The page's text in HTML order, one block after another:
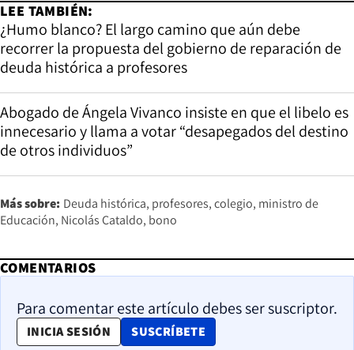
LEE TAMBIÉN:
¿Humo blanco? El largo camino que aún debe
recorrer la propuesta del gobierno de reparación de
deuda histórica a profesores
Abogado de Ángela Vivanco insiste en que el libelo es
innecesario y llama a votar “desapegados del destino
de otros individuos”
Más sobre: Deuda histórica profesores colegio ministro de
Educación Nicolás Cataldo bono
COMENTARIOS
Para comentar este artículo debes ser suscriptor.
INICIA SESIÓN SUSCRÍBETE
OPENS IN NEW WINDOW